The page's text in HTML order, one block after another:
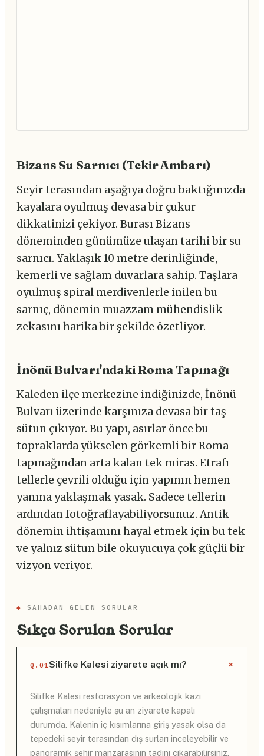
Bizans Su Sarnıcı (Tekir Ambarı)
Seyir terasından aşağıya doğru baktığınızda
kayalara oyulmuş devasa bir çukur
dikkatinizi çekiyor. Burası Bizans
döneminden günümüze ulaşan tarihi bir su
sarnıcı. Yaklaşık 10 metre derinliğinde,
kemerli ve sağlam duvarlara sahip. Taşlara
oyulmuş spiral merdivenlerle inilen bu
sarnıç, dönemin muazzam mühendislik
zekasını harika bir şekilde özetliyor.
İnönü Bulvarı'ndaki Roma Tapınağı
Kaleden ilçe merkezine indiğinizde, İnönü
Bulvarı üzerinde karşınıza devasa bir taş
sütun çıkıyor. Bu yapı, asırlar önce bu
topraklarda yükselen görkemli bir Roma
tapınağından arta kalan tek miras. Etrafı
tellerle çevrili olduğu için yapının hemen
yanına yaklaşmak yasak. Sadece tellerin
ardından fotoğraflayabiliyorsunuz. Antik
dönemin ihtişamını hayal etmek için bu tek
ve yalnız sütun bile okuyucuya çok güçlü bir
vizyon veriyor.
◆ SAHADAN GELEN SORULAR
Sıkça Sorulan Sorular
Q.01Silifke Kalesi ziyarete açık mı? +
Silifke Kalesi restorasyon ve arkeolojik kazı
çalışmaları nedeniyle şu an ziyarete kapalı
durumda. Kalenin iç kısımlarına giriş yasak olsa da
tepedeki seyir terasından dış surları inceleyebilir ve
panoramik şehir manzarasının tadını çıkarabilirsiniz.